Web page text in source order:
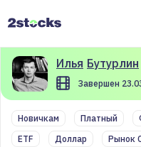
содержанию
Илья Бутурлин
Завершен
Новичкам Платный
ETF
Доллар Рынок